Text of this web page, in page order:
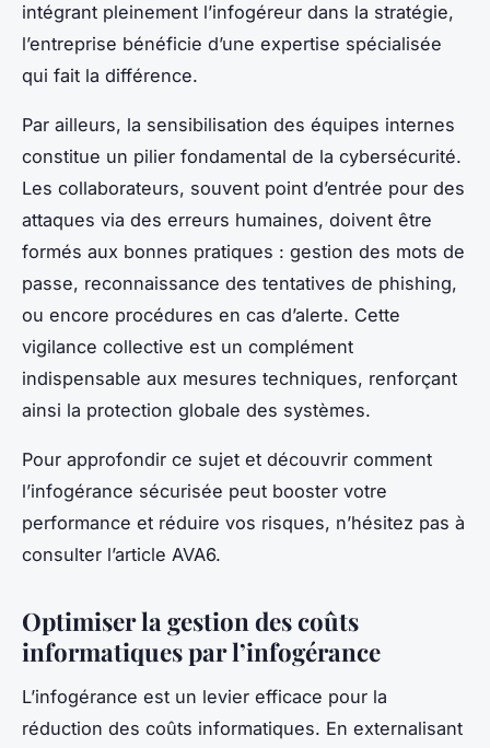
intégrant pleinement l’infogéreur dans la stratégie,
l’entreprise bénéficie d’une expertise spécialisée
qui fait la différence.
Par ailleurs, la sensibilisation des équipes internes
constitue un pilier fondamental de la cybersécurité.
Les collaborateurs, souvent point d’entrée pour des
attaques via des erreurs humaines, doivent être
formés aux bonnes pratiques : gestion des mots de
passe, reconnaissance des tentatives de phishing,
ou encore procédures en cas d’alerte. Cette
vigilance collective est un complément
indispensable aux mesures techniques, renforçant
ainsi la protection globale des systèmes.
Pour approfondir ce sujet et découvrir comment
l’infogérance sécurisée peut booster votre
performance et réduire vos risques, n’hésitez pas à
consulter l’article AVA6.
Optimiser la gestion des coûts
informatiques par l’infogérance
L’infogérance est un levier efficace pour la
réduction des coûts informatiques. En externalisant